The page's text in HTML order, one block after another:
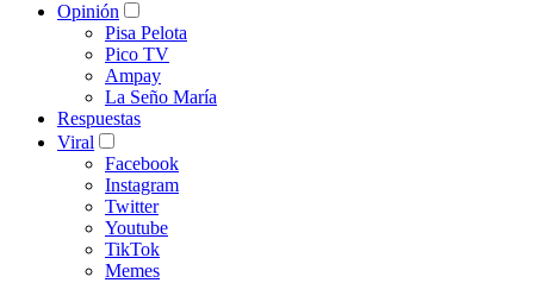
Opinión
Pisa Pelota
Pico TV
Ampay
La Seño María
Respuestas
Viral
Facebook
Instagram
Twitter
Youtube
TikTok
Memes